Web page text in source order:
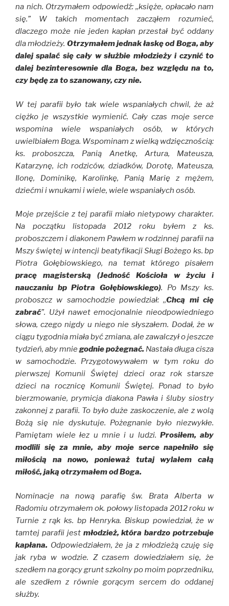
na nich. Otrzymałem odpowiedź: ,,księże, opłacało nam
się.” W takich momentach zacząłem rozumieć,
dlaczego może nie jeden kapłan przestał być oddany
dla młodzieży. Otrzymałem jednak łaskę od Boga, aby
dalej spalać się cały w służbie młodzieży i czynić to
dalej bezinteresownie dla Boga, bez względu na to,
czy będę za to szanowany, czy nie.
W tej parafii było tak wiele wspaniałych chwil, że aż
ciężko je wszystkie wymienić. Cały czas moje serce
wspomina wiele wspaniałych osób, w których
uwielbiałem Boga. Wspominam z wielką wdzięcznością:
ks. proboszcza, Panią Anetkę, Artura, Mateusza,
Katarzynę, ich rodziców, dziadków, Dorotę, Mateusza,
Ilonę, Dominikę, Karolinkę, Panią Marię z mężem,
dziećmi i wnukami i wiele, wiele wspaniałych osób.
Moje przejście z tej parafii miało nietypowy charakter.
Na początku listopada 2012 roku byłem z ks.
proboszczem i diakonem Pawłem w rodzinnej parafii na
Mszy świętej w intencji beatyfikacji Sługi Bożego ks. bp
Piotra Gołębiowskiego, na temat którego pisałem
pracę magisterską (Jedność Kościoła w życiu i
nauczaniu bp Piotra Gołębiowskiego). Po Mszy ks.
proboszcz w samochodzie powiedział: ,,Chcą mi cię
zabrać”. Użył nawet emocjonalnie nieodpowiedniego
słowa, czego nigdy u niego nie słyszałem. Dodał, że w
ciągu tygodnia miała być zmiana, ale zawalczył o jeszcze
tydzień, aby mniegodnie pożegnać. Nastała długa cisza
w samochodzie. Przygotowywałem w tym roku do
pierwszej Komunii Świętej dzieci oraz rok starsze
dzieci na rocznicę Komunii Świętej. Ponad to było
bierzmowanie, prymicja diakona Pawła i śluby siostry
zakonnej z parafii. To było duże zaskoczenie, ale z wolą
Bożą się nie dyskutuje. Pożegnanie było niezwykłe.
Pamiętam wiele łez u mnie i u ludzi. Prosiłem, aby
modlili się za mnie, aby moje serce napełniło się
miłością na nowo, ponieważ tutaj wylałem całą
miłość, jaką otrzymałem od Boga.
Nominacje na nową parafię św. Brata Alberta w
Radomiu otrzymałem ok. połowy listopada 2012 roku w
Turnie z rąk ks. bp Henryka. Biskup powiedział, że w
tamtej parafii jest młodzież, która bardzo potrzebuje
kapłana. Odpowiedziałem, że ja z młodzieżą czuję się
jak ryba w wodzie. Z czasem dowiedziałem się, że
szedłem na gorący grunt szkolny po moim poprzedniku,
ale szedłem z równie gorącym sercem do oddanej
służby.